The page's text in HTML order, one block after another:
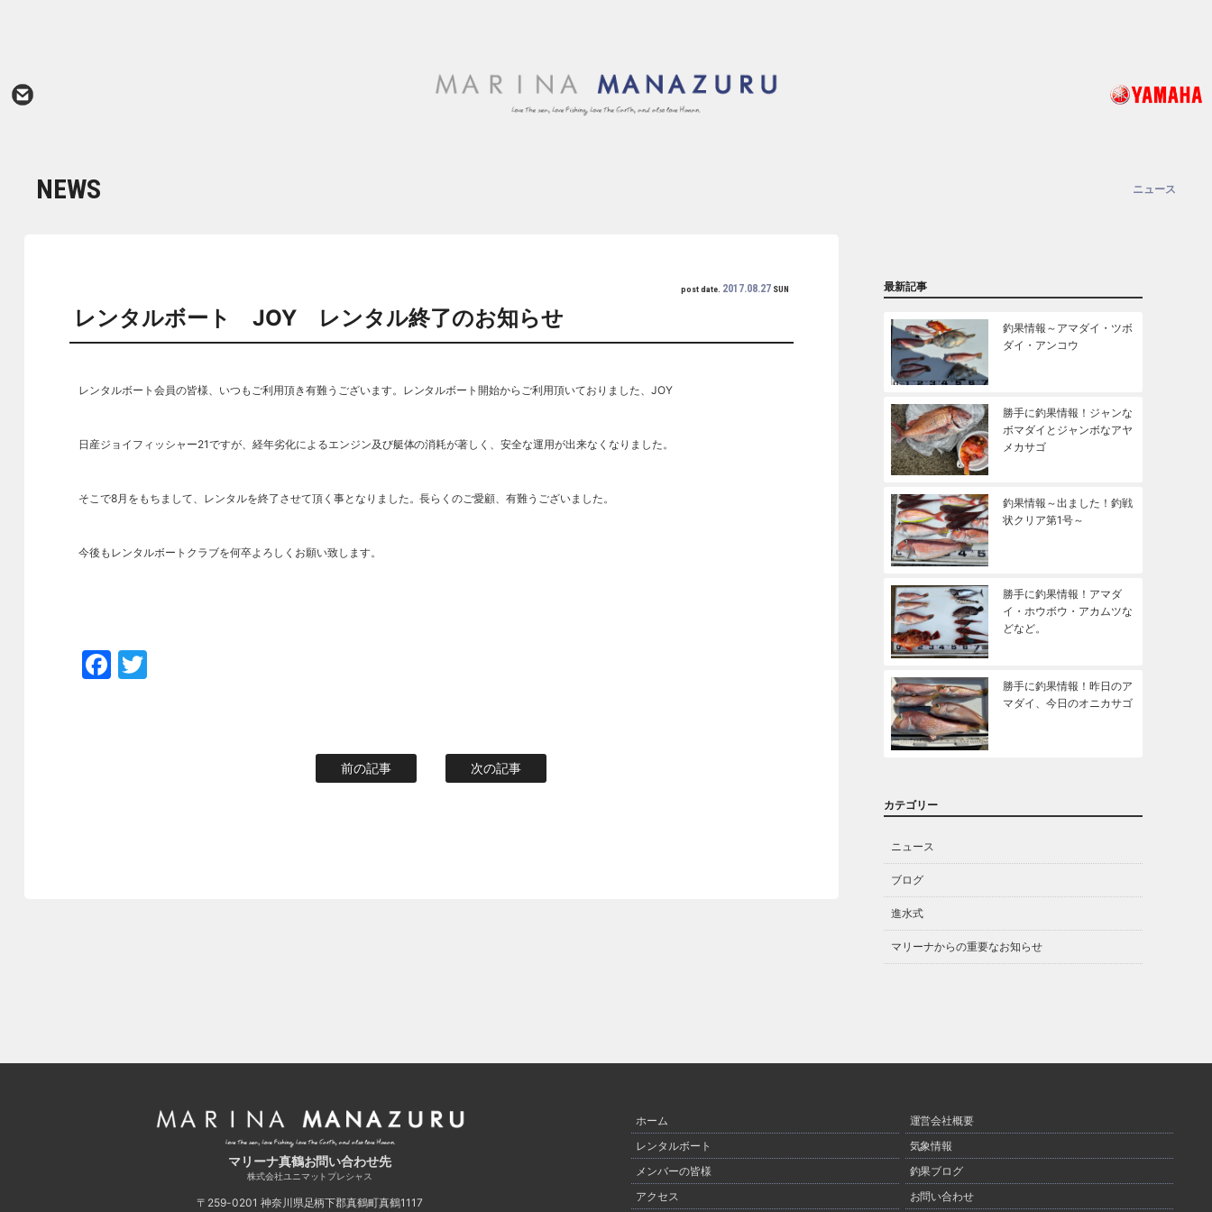
NEWS ニュース
post date. 2017.08.27 SUN
レンタルボート JOY レンタル終了のお知らせ
レンタルボート会員の皆様、いつもご利用頂き有難うございます。レンタルボート開始からご利用頂いておりました、JOY
日産ジョイフィッシャー21ですが、経年劣化によるエンジン及び艇体の消耗が著しく、安全な運用が出来なくなりました。
そこで8月をもちまして、レンタルを終了させて頂く事となりました。長らくのご愛顧、有難うございました。
今後もレンタルボートクラブを何卒よろしくお願い致します。
Facebook
Twitter
前の記事 次の記事
最新記事
釣果情報～アマダイ・ツボ
ダイ・アンコウ
勝手に釣果情報！ジャンな
ボマダイとジャンボなアヤ
メカサゴ
釣果情報～出ました！釣戦
状クリア第1号～
勝手に釣果情報！アマダ
イ・ホウボウ・アカムツな
どなど。
勝手に釣果情報！昨日のア
マダイ、今日のオニカサゴ
カテゴリー
ニュース
ブログ
進水式
マリーナからの重要なお知らせ
マリーナ真鶴お問い合わせ先
株式会社ユニマットプレシャス
〒259-0201 神奈川県足柄下郡真鶴町真鶴1117
ホーム
運営会社概要
レンタルボート
気象情報
メンバーの皆様
釣果ブログ
アクセス
お問い合わせ